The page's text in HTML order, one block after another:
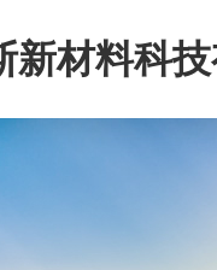
新材料科